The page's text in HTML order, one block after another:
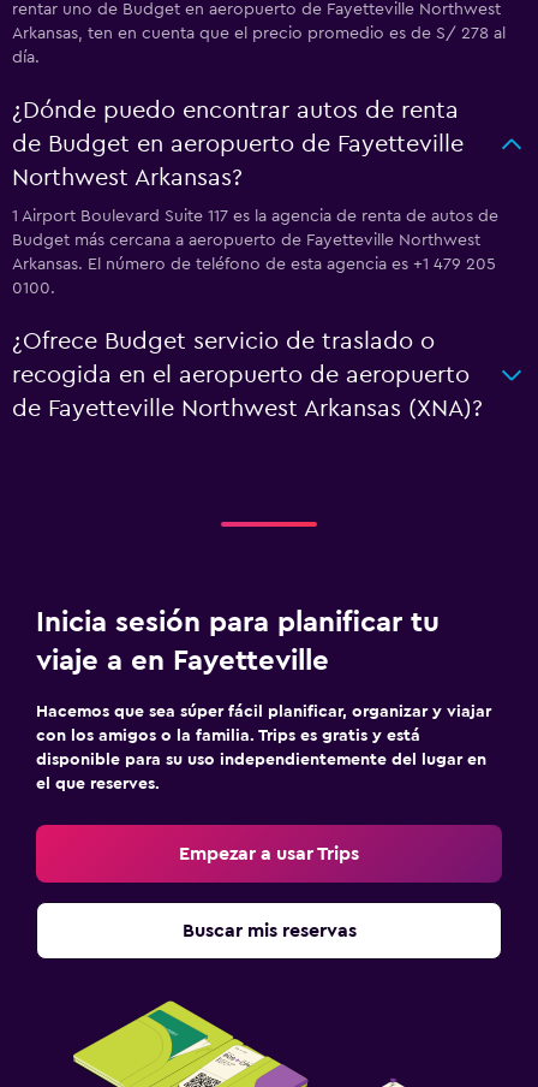
rentar uno de Budget en aeropuerto de Fayetteville Northwest
Arkansas, ten en cuenta que el precio promedio es de S/ 278 al
día.
¿Dónde puedo encontrar autos de renta
de Budget en aeropuerto de Fayetteville
Northwest Arkansas?
1 Airport Boulevard Suite 117 es la agencia de renta de autos de
Budget más cercana a aeropuerto de Fayetteville Northwest
Arkansas. El número de teléfono de esta agencia es +1 479 205
0100.
¿Ofrece Budget servicio de traslado o
recogida en el aeropuerto de aeropuerto
de Fayetteville Northwest Arkansas (XNA)?
Inicia sesión para planificar tu
viaje a en Fayetteville
Hacemos que sea súper fácil planificar, organizar y viajar
con los amigos o la familia. Trips es gratis y está
disponible para su uso independientemente del lugar en
el que reserves.
Empezar a usar Trips
Buscar mis reservas